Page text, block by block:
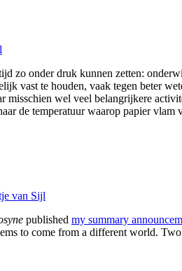
zo onder druk kunnen zetten:
vast te houden, vaak tegen beter
wel veel belangrijkere
de temperatuur waarop papier vlam
van Sijl
published my summary
to come from a different world.